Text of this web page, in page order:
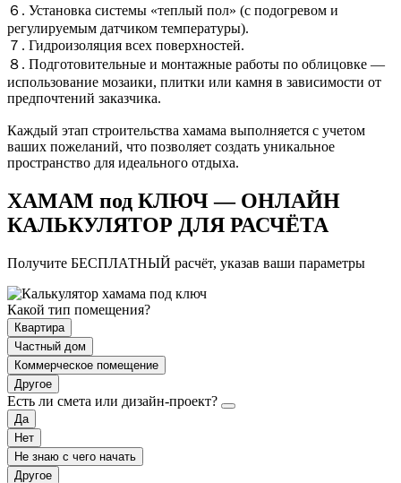
６. Установка системы «теплый пол» (с подогревом и
регулируемым датчиком температуры).
７. Гидроизоляция всех поверхностей.
８. Подготовительные и монтажные работы по облицовке —
использование мозаики, плитки или камня в зависимости от
предпочтений заказчика.
Каждый этап строительства хамама выполняется с учетом
ваших пожеланий, что позволяет создать уникальное
пространство для идеального отдыха.
ХАМАМ под КЛЮЧ — ОНЛАЙН
КАЛЬКУЛЯТОР ДЛЯ РАСЧЁТА
Получите БЕСПЛАТНЫЙ расчёт, указав ваши параметры
Какой тип помещения?
Квартира
Частный дом
Коммерческое помещение
Другое
Есть ли смета или дизайн-проект?
Да
Нет
Не знаю с чего начать
Другое